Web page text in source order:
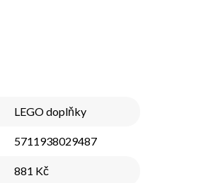
LEGO doplňky
5711938029487
881 Kč